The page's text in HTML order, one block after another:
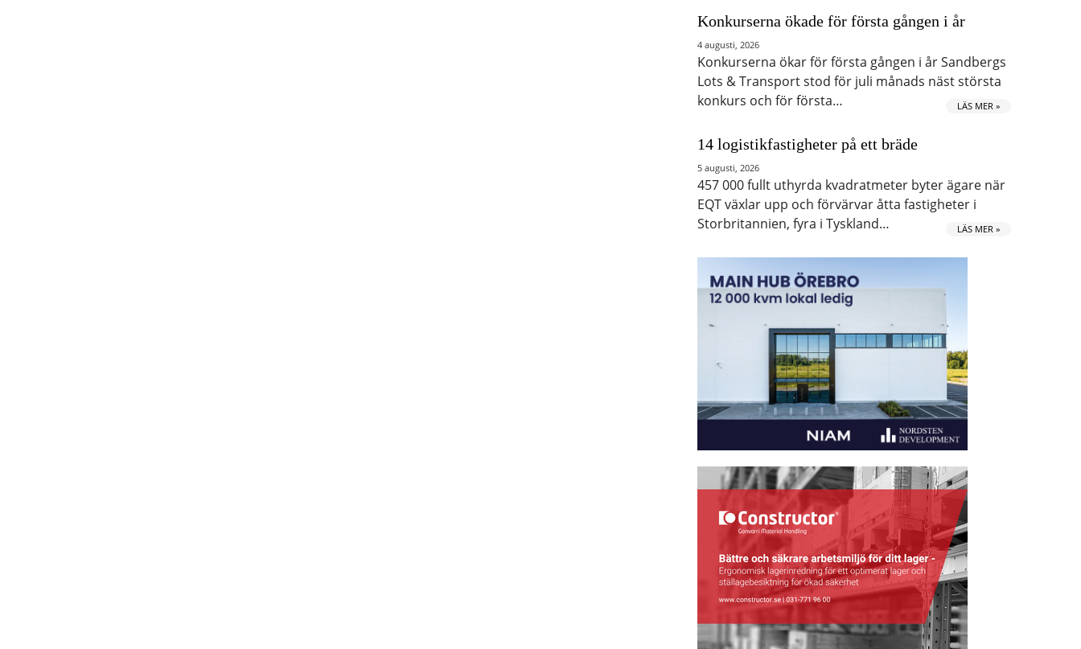
Konkurserna ökade för första gången i år
4 augusti, 2026
Konkurserna ökar för första gången i år Sandbergs
Lots & Transport stod för juli månads näst största
konkurs och för första…
LÄS MER »
14 logistikfastigheter på ett bräde
5 augusti, 2026
457 000 fullt uthyrda kvadratmeter byter ägare när
EQT växlar upp och förvärvar åtta fastigheter i
Storbritannien, fyra i Tyskland…
LÄS MER »